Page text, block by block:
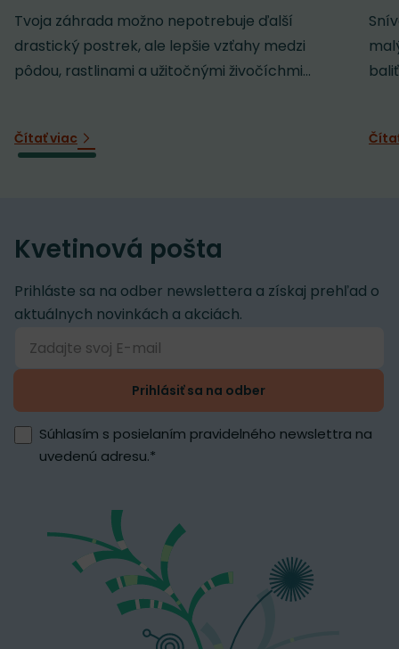
Tvoja záhrada možno nepotrebuje ďalší
drastický postrek, ale lepšie vzťahy medzi
pôdou, rastlinami a užitočnými živočíchmi...
Čítať viac
Kvetinová pošta
Prihláste sa na odber newslettera a získaj prehľad o
aktuálnych novinkách a akciách.
Prihlásiť sa na odber
Súhlasím s posielaním pravidelného newslettra na
uvedenú adresu.*